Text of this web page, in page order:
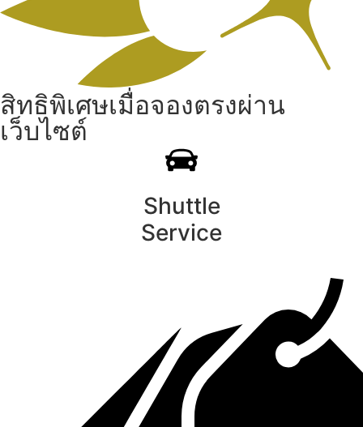
สิทธิพิเศษเมื่อจองตรงผ่าน
เว็บไซต์
Shuttle
Service